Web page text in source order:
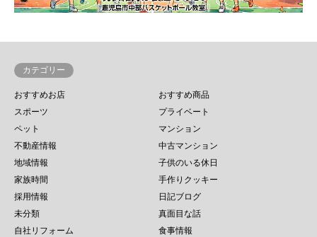
カテゴリー
おすすめお店
おすすめ商品
スポーツ
プライベート
ペット
マンション
不動産情報
中古マンション
地域情報
子供のいる休日
家族時間
手作りクッキー
採用情報
日記ブログ
未分類
真面目な話
自社リフォーム
食事情報